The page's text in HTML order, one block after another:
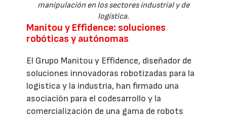
manipulación en los sectores industrial y de
logística.
Manitou y Effidence: soluciones
robóticas y autónomas
El Grupo Manitou y Effidence, diseñador de
soluciones innovadoras robotizadas para la
logística y la industria, han firmado una
asociación para el codesarrollo y la
comercialización de una gama de robots